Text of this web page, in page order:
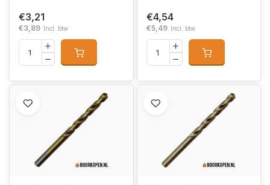
€3,21
€3,89 Incl. btw
€4,54
€5,49 Incl. btw